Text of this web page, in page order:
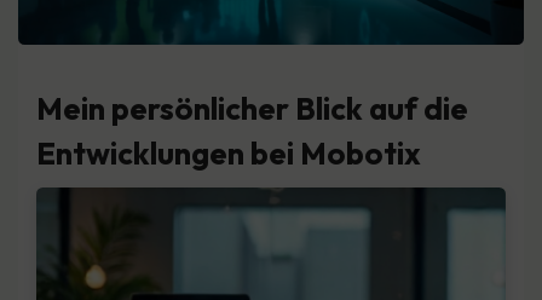
Mein persönlicher Blick auf die
Entwicklungen bei Mobotix